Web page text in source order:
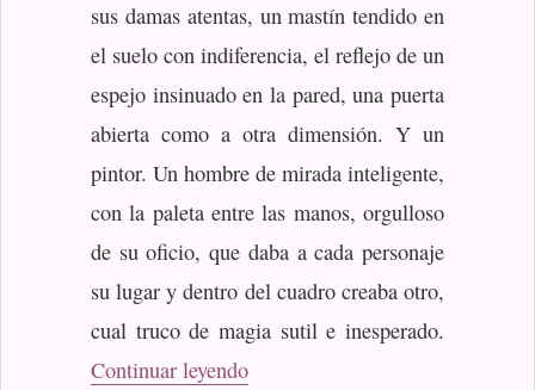
sus damas atentas, un mastín tendido en
el suelo con indiferencia, el reflejo de un
espejo insinuado en la pared, una puerta
abierta como a otra dimensión. Y un
pintor. Un hombre de mirada inteligente,
con la paleta entre las manos, orgulloso
de su oficio, que daba a cada personaje
su lugar y dentro del cuadro creaba otro,
cual truco de magia sutil e inesperado.
Continuar leyendo«El pintor»